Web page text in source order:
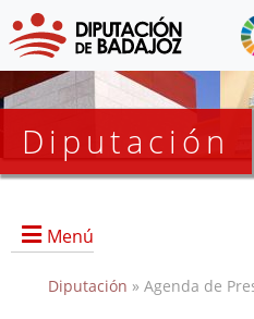
Diputación
Menú
Diputación » Agenda de